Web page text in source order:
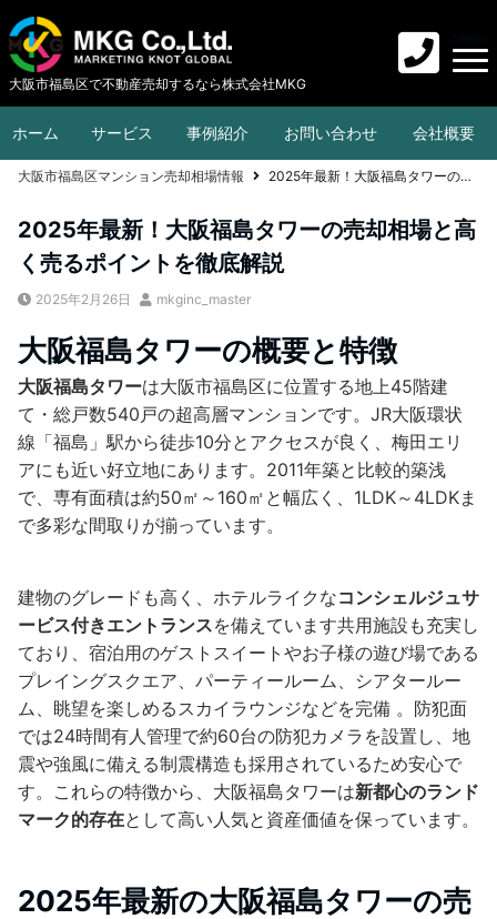
大阪市福島区で不動産売却するなら株式会社MKG
ホーム サービス 事例紹介 お問い合わせ 会社概要
大阪市福島区マンション売却相場情報 2025年最新！大阪福島タワーの売却相場と高く売るポイントを徹底解説
2025年最新！大阪福島タワーの売却相場と高
く売るポイントを徹底解説
2025年2月26日 mkginc_master
大阪福島タワーの概要と特徴
大阪福島タワーは大阪市福島区に位置する地上45階建
て・総戸数540戸の超高層マンションです。JR大阪環状
線「福島」駅から徒歩10分とアクセスが良く、梅田エリ
アにも近い好立地にあります。2011年築と比較的築浅
で、専有面積は約50㎡～160㎡と幅広く、1LDK～4LDKま
で多彩な間取りが揃っています。
建物のグレードも高く、ホテルライクなコンシェルジュサ
ービス付きエントランスを備えています共用施設も充実し
ており、宿泊用のゲストスイートやお子様の遊び場である
プレイングスクエア、パーティールーム、シアタールー
ム、眺望を楽しめるスカイラウンジなどを完備 。防犯面
では24時間有人管理で約60台の防犯カメラを設置し、地
震や強風に備える制震構造も採用されているため安心で
す。これらの特徴から、大阪福島タワーは新都心のランド
マーク的存在として高い人気と資産価値を保っています。
2025年最新の大阪福島タワーの売